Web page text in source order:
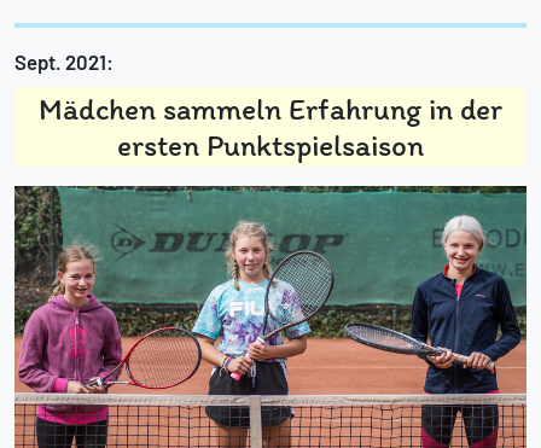
Sept. 2021:
Mädchen sammeln Erfahrung in der
ersten Punktspielsaison